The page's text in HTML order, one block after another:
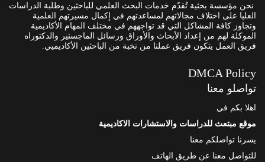
نحن مؤسسة بحثية تُقدّم خدمات البحث العلمي للباحثين وطلبة الدراسات
العليا على اختلاف مجالاتهم لمساعدتهم في إكمال مسيرتهم العلمية
وتجاوز كافة المشاكل التي قد تواجههم في مختلف المهام الأكاديمية
الموكلة لهم من إعداد الأبحاث والأوراق ورسائل الماجستير والدكتوراه
فريق العمل يتكون فريق عملنا من نخبة من الباحثين الأكاديميي.
DMCA Policy
تواصلو معنا
اهلا بكم في
موقع مبتعث للدراسات والاستشارات الاكاديمية
يسرنا تواصلكم معنا
للتواصل معنا عن طريق الهاتف